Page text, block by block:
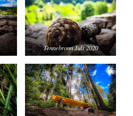
Tennebronn Juli 2020